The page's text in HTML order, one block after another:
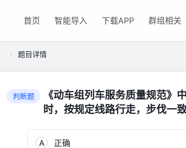
首页 智能导入 下载APP 群组相关
题目详情
判断题
《动车组列车服务质量规范》
时，按规定线路行走，步伐一
A 正确